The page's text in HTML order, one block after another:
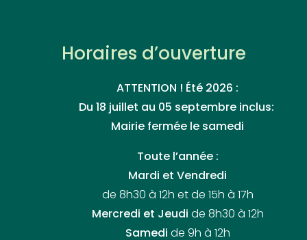
Horaires d’ouverture
ATTENTION ! Été 2026 :
Du 18 juillet au 05 septembre inclus:
Mairie fermée le samedi
Toute l’année :
Mardi et Vendredi
de 8h30 à 12h et de 15h à 17h
Mercredi et Jeudi de 8h30 à 12h
Samedi de 9h à 12h